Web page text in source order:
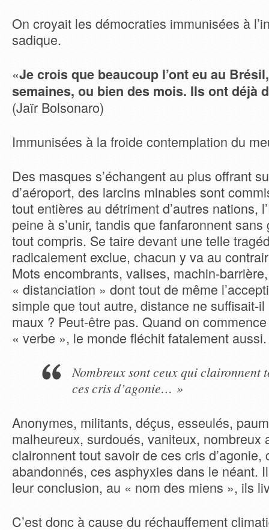
On croyait les démocraties immunisées à
sadique.
«Je crois que beaucoup l’ont eu au
semaines, ou bien des mois. Ils ont déjà
(Jaïr Bolsonaro)
Immunisées à la froide contemplation du
Des masques s’échangent au plus offrant
d’aéroport, des larcins minables sont
tout entières au détriment d’autres nations,
peine à s’unir, tandis que fanfaronnent
tout compris. Se taire devant une telle
radicalement exclue, chacun y va au
Mots encombrants, valises, machin-
« distanciation » dont tout de même
simple que tout autre, distance ne suffisait-
maux ? Peut-être pas. Quand on
« verbe », le monde fléchit fatalement aussi.
Nombreux sont ceux qui claironnent
ces cris d’agonie… »
Anonymes, militants, déçus, esseulés,
malheureux, surdoués, vaniteux, nombreux
claironnent tout savoir de ces cris d’agonie,
abandonnés, ces asphyxies dans le néant.
leur conclusion, au « nom des miens », ils
C’est donc à cause du réchauffement